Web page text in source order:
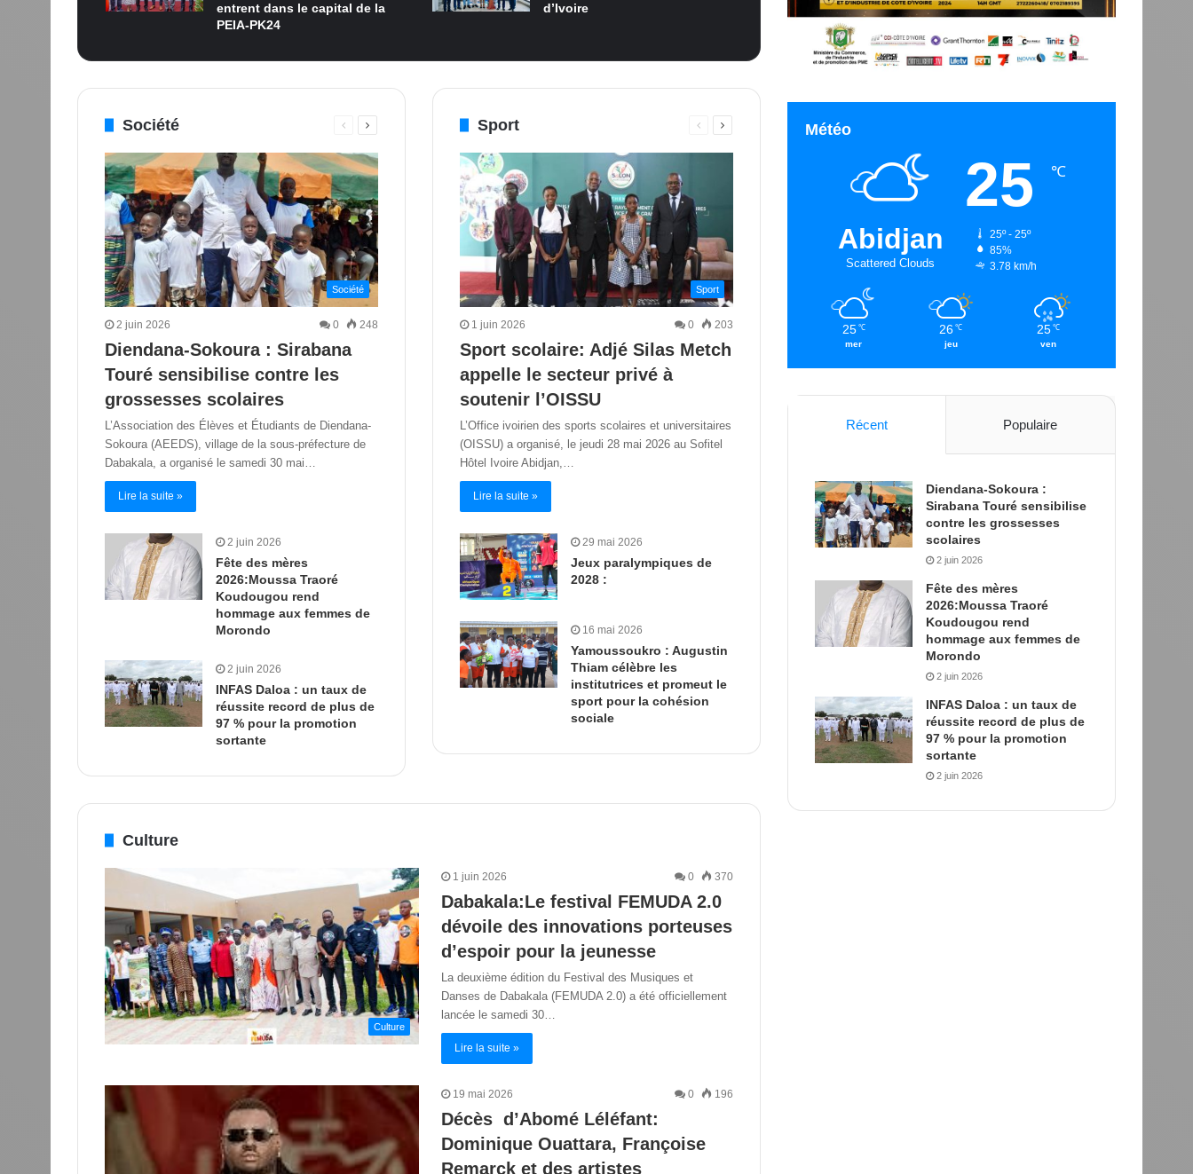
entrent dans le capital de la
PEIA-PK24
d’Ivoire
Société
PagePage
Société
2 juin 2026 0 248
Diendana-Sokoura : Sirabana
Touré sensibilise contre les
grossesses scolaires
L’Association des Élèves et Étudiants de Diendana-
Sokoura (AEEDS), village de la sous-préfecture de
Dabakala, a organisé le samedi 30 mai…
Lire la suite »
2 juin 2026
Fête des mères
2026:Moussa Traoré
Koudougou rend
hommage aux femmes de
Morondo
2 juin 2026
INFAS Daloa : un taux de
réussite record de plus de
97 % pour la promotion
sortante
Sport
PagePage
Sport
1 juin 2026 0 203
Sport scolaire: Adjé Silas Metch
appelle le secteur privé à
soutenir l’OISSU
L’Office ivoirien des sports scolaires et universitaires
(OISSU) a organisé, le jeudi 28 mai 2026 au Sofitel
Hôtel Ivoire Abidjan,…
Lire la suite »
29 mai 2026
Jeux paralympiques de
2028 :
16 mai 2026
Yamoussoukro : Augustin
Thiam célèbre les
institutrices et promeut le
sport pour la cohésion
sociale
Culture
Culture
1 juin 2026 0 370
Dabakala:Le festival FEMUDA 2.0
dévoile des innovations porteuses
d’espoir pour la jeunesse
La deuxième édition du Festival des Musiques et
Danses de Dabakala (FEMUDA 2.0) a été officiellement
lancée le samedi 30…
Lire la suite »
19 mai 2026 0 196
Décès d’Abomé Léléfant:
Dominique Ouattara, Françoise
Remarck et des artistes
Météo
Abidjan
Scattered Clouds
25 ℃
25º - 25º
85%
3.78 km/h
25 ℃
mer
26 ℃
jeu
25 ℃
ven
Récent Populaire
Diendana-Sokoura :
Sirabana Touré sensibilise
contre les grossesses
scolaires
2 juin 2026
Fête des mères
2026:Moussa Traoré
Koudougou rend
hommage aux femmes de
Morondo
2 juin 2026
INFAS Daloa : un taux de
réussite record de plus de
97 % pour la promotion
sortante
2 juin 2026